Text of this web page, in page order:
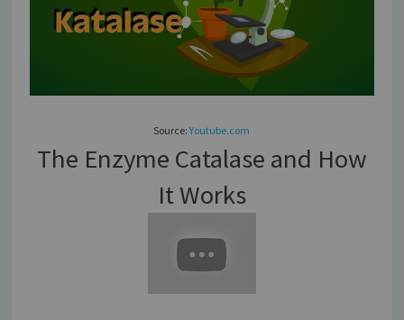
Source:Youtube.com
The Enzyme Catalase and How
It Works